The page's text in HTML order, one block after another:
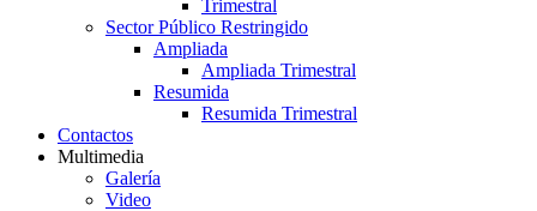
Trimestral
Sector Público Restringido
Ampliada
Ampliada Trimestral
Resumida
Resumida Trimestral
Contactos
Multimedia
Galería
Video